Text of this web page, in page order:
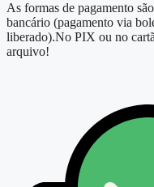
As formas de pagamento
bancário (pagamento via
liberado).No PIX ou no
arquivo!